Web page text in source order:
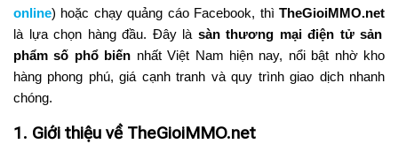
online) hoặc chạy quảng cáo Facebook, thì TheGioiMMO.net
là lựa chọn hàng đầu. Đây là sàn thương mại điện tử sản
phẩm số phổ biến nhất Việt Nam hiện nay, nổi bật nhờ kho
hàng phong phú, giá cạnh tranh và quy trình giao dịch nhanh
chóng.
1. Giới thiệu về TheGioiMMO.net